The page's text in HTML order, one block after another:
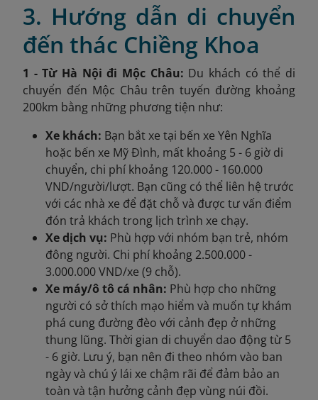
3. Hướng dẫn di chuyển
đến thác Chiềng Khoa
1 - Từ Hà Nội đi Mộc Châu: Du khách có thể di
chuyển đến Mộc Châu trên tuyến đường khoảng
200km bằng những phương tiện như:
Xe khách: Bạn bắt xe tại bến xe Yên Nghĩa
hoặc bến xe Mỹ Đình, mất khoảng 5 - 6 giờ di
chuyển, chi phí khoảng 120.000 - 160.000
VND/người/lượt. Bạn cũng có thể liên hệ trước
với các nhà xe để đặt chỗ và được tư vấn điểm
đón trả khách trong lịch trình xe chạy.
Xe dịch vụ: Phù hợp với nhóm bạn trẻ, nhóm
đông người. Chi phí khoảng 2.500.000 -
3.000.000 VND/xe (9 chỗ).
Xe máy/ô tô cá nhân: Phù hợp cho những
người có sở thích mạo hiểm và muốn tự khám
phá cung đường đèo với cảnh đẹp ở những
thung lũng. Thời gian di chuyển dao động từ 5
- 6 giờ. Lưu ý, bạn nên đi theo nhóm vào ban
ngày và chú ý lái xe chậm rãi để đảm bảo an
toàn và tận hưởng cảnh đẹp vùng núi đồi.